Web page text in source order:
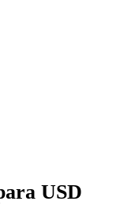
USD